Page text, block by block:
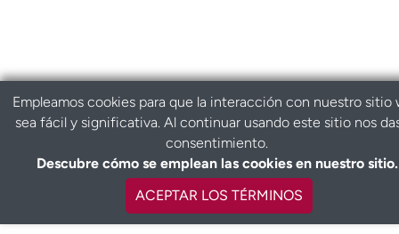
Empleamos cookies para que la interacción con nuestro sitio
sea fácil y significativa. Al continuar usando este sitio nos
consentimiento.
Descubre cómo se emplean las cookies en nuestro sitio.
ACEPTAR LOS TÉRMINOS